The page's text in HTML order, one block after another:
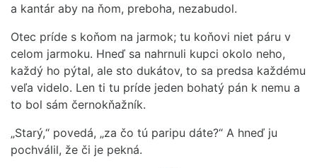
a kantár aby na ňom, preboha, nezabudol.
Otec príde s koňom na jarmok; tu koňovi niet páru v
celom jarmoku. Hneď sa nahrnuli kupci okolo neho,
každý ho pýtal, ale sto dukátov, to sa predsa každému
veľa videlo. Len ti tu príde jeden bohatý pán k nemu a
to bol sám černokňažník.
„Starý,“ povedá, „za čo tú paripu dáte?“ A hneď ju
pochválil, že či je pekná.